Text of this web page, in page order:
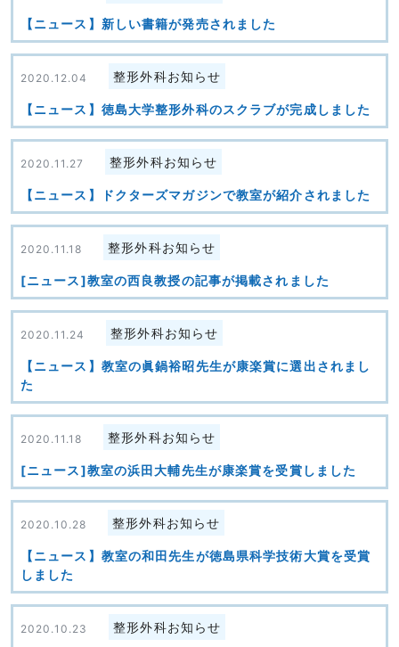
【ニュース】新しい書籍が発売されました
2020.12.04 整形外科お知らせ
【ニュース】徳島大学整形外科のスクラブが完成しました
2020.11.27 整形外科お知らせ
【ニュース】ドクターズマガジンで教室が紹介されました
2020.11.18 整形外科お知らせ
[ニュース]教室の西良教授の記事が掲載されました
2020.11.24 整形外科お知らせ
【ニュース】教室の眞鍋裕昭先生が康楽賞に選出されまし
た
2020.11.18 整形外科お知らせ
[ニュース]教室の浜田大輔先生が康楽賞を受賞しました
2020.10.28 整形外科お知らせ
【ニュース】教室の和田先生が徳島県科学技術大賞を受賞
しました
2020.10.23 整形外科お知らせ